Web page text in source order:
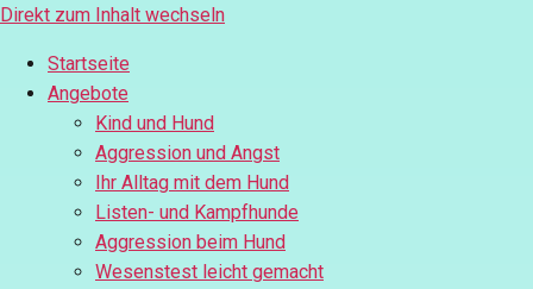
Direkt zum Inhalt wechseln
Startseite
Angebote
Kind und Hund
Aggression und Angst
Ihr Alltag mit dem Hund
Listen- und Kampfhunde
Aggression beim Hund
Wesenstest leicht gemacht